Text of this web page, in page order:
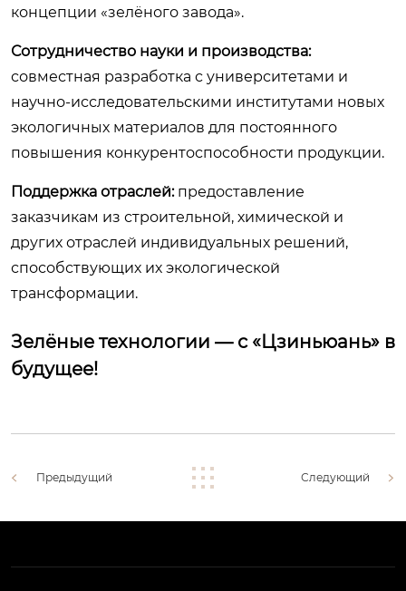
концепции «зелёного завода».
Сотрудничество науки и производства:
совместная разработка с университетами и
научно-исследовательскими институтами новых
экологичных материалов для постоянного
повышения конкурентоспособности продукции.
Поддержка отраслей:предоставление
заказчикам из строительной, химической и
других отраслей индивидуальных решений,
способствующих их экологической
трансформации.
Зелёные технологии — с «Цзиньюань» в
будущее!
Предыдущий Следующий